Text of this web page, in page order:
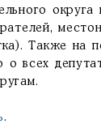
округа
Также на
всех
.